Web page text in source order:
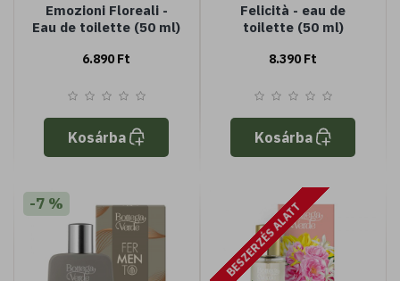
Emozioni Floreali -
Eau de toilette (50 ml)
6.890 Ft
Kosárba
Felicità - eau de
toilette (50 ml)
8.390 Ft
Kosárba
-7 % BESZERZÉS ALATT